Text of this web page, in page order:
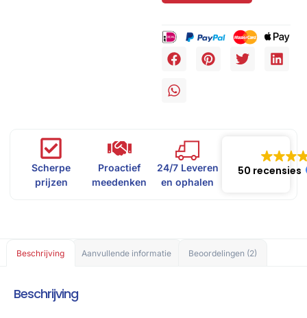
Scherpe
prijzen
Proactief
meedenken
24/7 Leveren
en ophalen
50 recensies
Beschrijving Aanvullende informatie Beoordelingen (2)
Beschrijving